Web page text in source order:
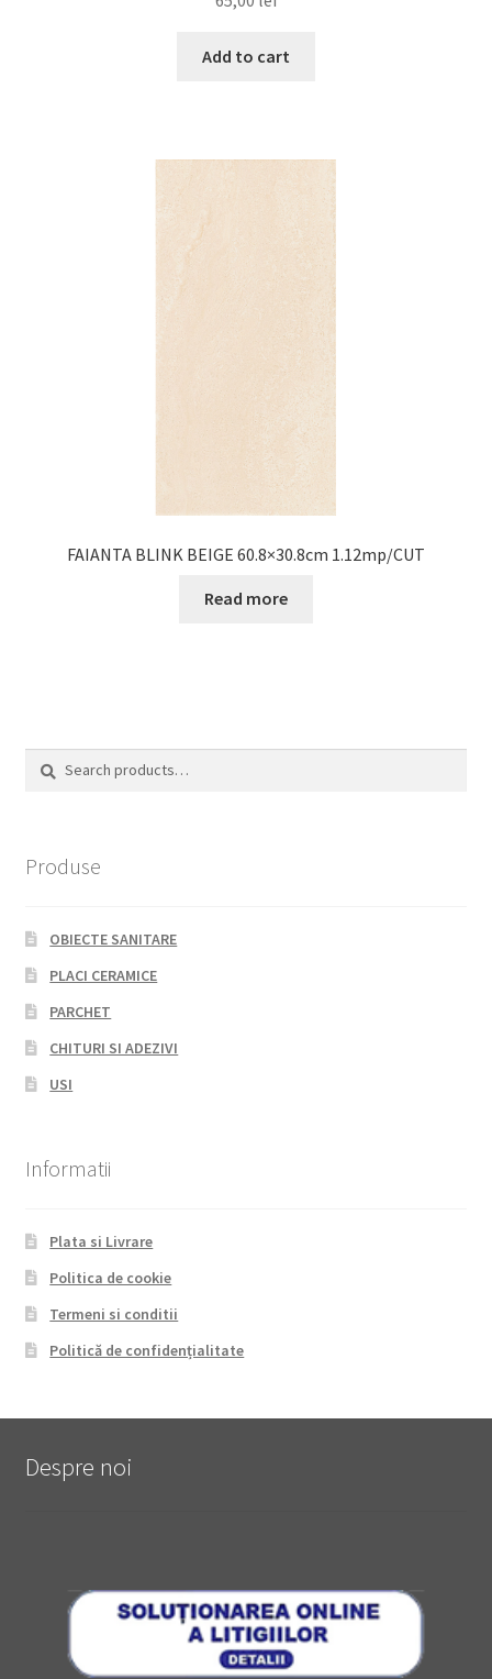
Add to cart
FAIANTA BLINK BEIGE 60.8×30.8cm 1.12mp/CUT
Read more
Search
Search
Produse
OBIECTE SANITARE
PLACI CERAMICE
PARCHET
CHITURI SI ADEZIVI
USI
Informatii
Plata si Livrare
Politica de cookie
Termeni si conditii
Politică de confidențialitate
Despre noi